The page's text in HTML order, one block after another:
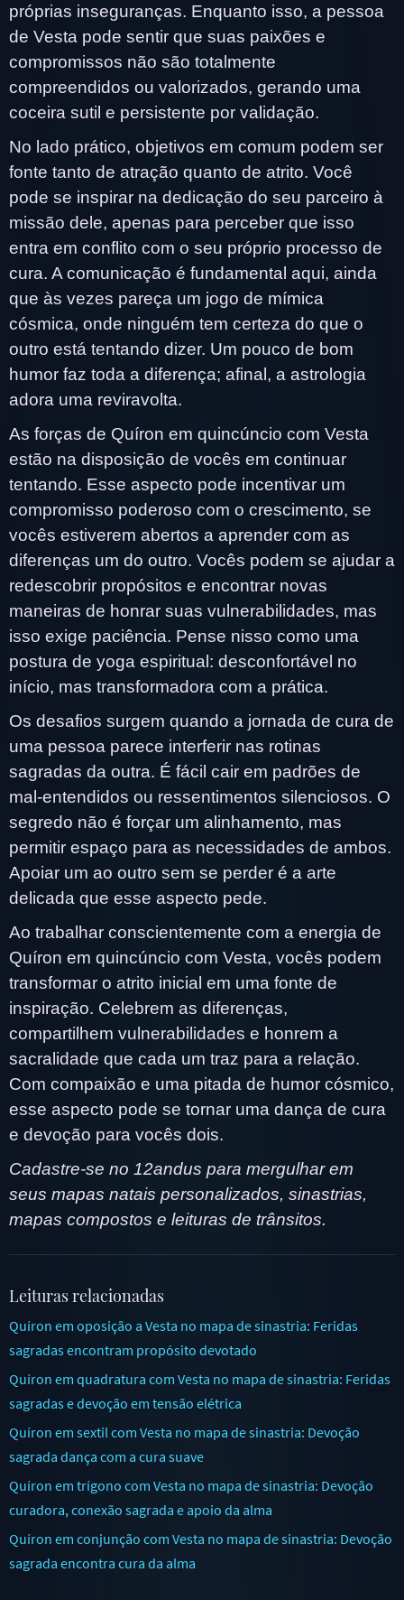
próprias inseguranças. Enquanto isso, a pessoa
de Vesta pode sentir que suas paixões e
compromissos não são totalmente
compreendidos ou valorizados, gerando uma
coceira sutil e persistente por validação.
No lado prático, objetivos em comum podem ser
fonte tanto de atração quanto de atrito. Você
pode se inspirar na dedicação do seu parceiro à
missão dele, apenas para perceber que isso
entra em conflito com o seu próprio processo de
cura. A comunicação é fundamental aqui, ainda
que às vezes pareça um jogo de mímica
cósmica, onde ninguém tem certeza do que o
outro está tentando dizer. Um pouco de bom
humor faz toda a diferença; afinal, a astrologia
adora uma reviravolta.
As forças de Quíron em quincúncio com Vesta
estão na disposição de vocês em continuar
tentando. Esse aspecto pode incentivar um
compromisso poderoso com o crescimento, se
vocês estiverem abertos a aprender com as
diferenças um do outro. Vocês podem se ajudar a
redescobrir propósitos e encontrar novas
maneiras de honrar suas vulnerabilidades, mas
isso exige paciência. Pense nisso como uma
postura de yoga espiritual: desconfortável no
início, mas transformadora com a prática.
Os desafios surgem quando a jornada de cura de
uma pessoa parece interferir nas rotinas
sagradas da outra. É fácil cair em padrões de
mal-entendidos ou ressentimentos silenciosos. O
segredo não é forçar um alinhamento, mas
permitir espaço para as necessidades de ambos.
Apoiar um ao outro sem se perder é a arte
delicada que esse aspecto pede.
Ao trabalhar conscientemente com a energia de
Quíron em quincúncio com Vesta, vocês podem
transformar o atrito inicial em uma fonte de
inspiração. Celebrem as diferenças,
compartilhem vulnerabilidades e honrem a
sacralidade que cada um traz para a relação.
Com compaixão e uma pitada de humor cósmico,
esse aspecto pode se tornar uma dança de cura
e devoção para vocês dois.
Cadastre-se no 12andus para mergulhar em
seus mapas natais personalizados, sinastrias,
mapas compostos e leituras de trânsitos.
Leituras relacionadas
Quíron em oposição a Vesta no mapa de sinastria: Feridas
sagradas encontram propósito devotado
Quíron em quadratura com Vesta no mapa de sinastria: Feridas
sagradas e devoção em tensão elétrica
Quíron em sextil com Vesta no mapa de sinastria: Devoção
sagrada dança com a cura suave
Quíron em trígono com Vesta no mapa de sinastria: Devoção
curadora, conexão sagrada e apoio da alma
Quíron em conjunção com Vesta no mapa de sinastria: Devoção
sagrada encontra cura da alma